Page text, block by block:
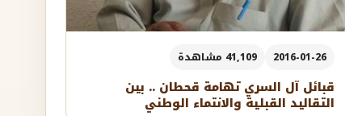
2016-01-26 41,109 مشاهدة
قبائل آل السري تهامة قحطان .. بين
التقاليد القبلية والانتماء الوطني